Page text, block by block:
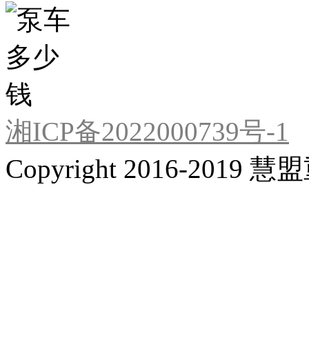
湘ICP备2022000739号-1
Copyright 2016-2019 慧